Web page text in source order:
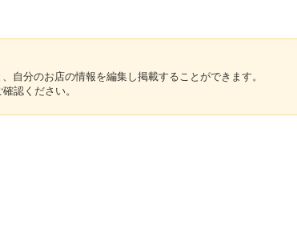
自分のお店の情報を編集し掲載することができます。
確認ください。